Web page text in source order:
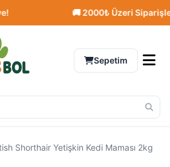
🚚 2000₺ Üzeri
Sepetim
Shorthair Yetişkin Kedi Maması 2kg